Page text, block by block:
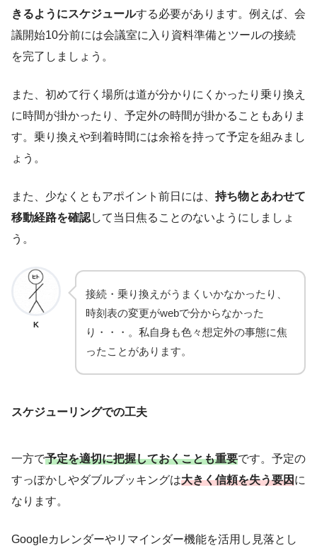
きるようにスケジュールする必要があります。例えば、会
議開始10分前には会議室に入り資料準備とツールの接続
を完了しましょう。
また、初めて行く場所は道が分かりにくかったり乗り換え
に時間が掛かったり、予定外の時間が掛かることもありま
す。乗り換えや到着時間には余裕を持って予定を組みまし
ょう。
また、少なくともアポイント前日には、 持ち物とあわせて
移動経路を確認して当日焦ることのないようにしましょ
う。
K
接続・乗り換えがうまくいかなかったり、
時刻表の変更がwebで分からなかった
り・・・。私自身も色々想定外の事態に焦
ったことがあります。
スケジューリングでの工夫
一方で予定を適切に把握しておくことも重要です。予定の
すっぽかしやダブルブッキングは大きく信頼を失う要因に
なります。
Googleカレンダーやリマインダー機能を活用し見落とし